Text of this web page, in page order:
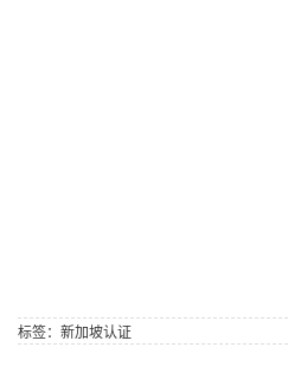
标签： 新加坡认证